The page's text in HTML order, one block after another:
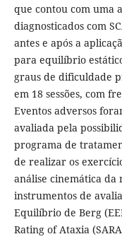
que contou com uma
diagnosticados com
antes e após a
para equilíbrio
graus de dificuldade
em 18 sessões, com
Eventos adversos
avaliada pela
programa de
de realizar os
análise cinemática da
instrumentos de
Equilíbrio de Berg
Rating of Ataxia